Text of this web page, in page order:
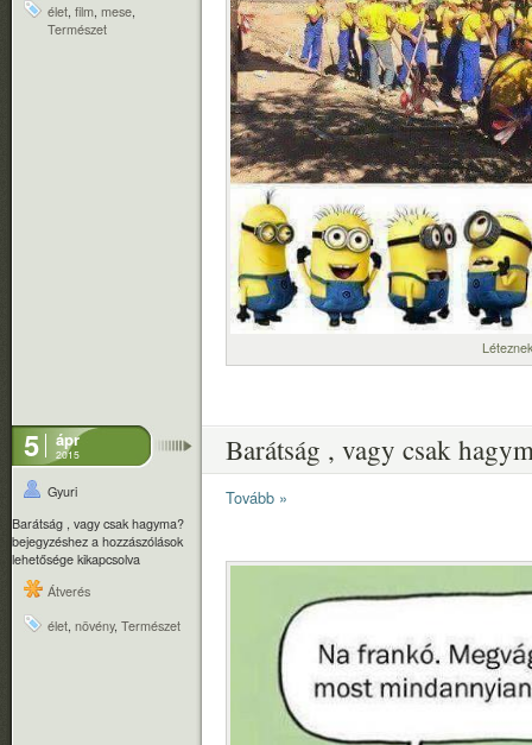
élet film mese
Természet
5 ápr
2015
Gyuri
Barátság , vagy csak hagyma?
bejegyzéshez a hozzászólások
lehetősége kikapcsolva
Átverés
élet, növény, Természet
Barátság , vagy csak
Tovább »